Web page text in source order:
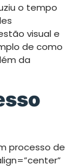
o tempo
visual e
de como
da
processo de